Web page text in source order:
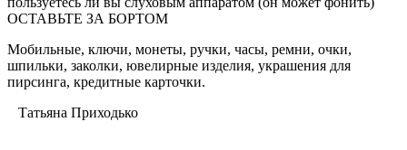
ОСТАВЬТЕ ЗА БОРТОМ
Мобильные, ключи, монеты, ручки, часы, ремни, очки,
шпильки, заколки, ювелирные изделия, украшения для
пирсинга, кредитные карточки.
Татьяна Приходько